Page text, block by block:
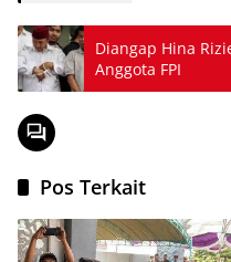
Diangap Hina
Anggota FPI
Pos Terkait